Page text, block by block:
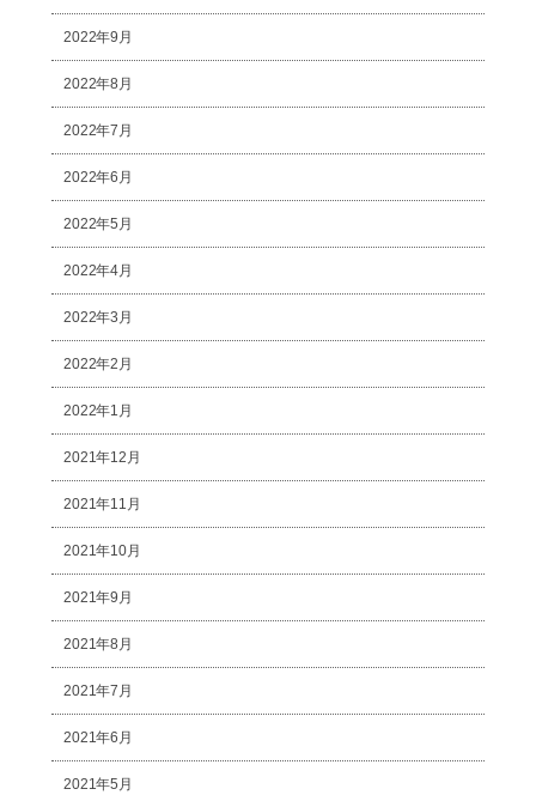
2022年9月
2022年8月
2022年7月
2022年6月
2022年5月
2022年4月
2022年3月
2022年2月
2022年1月
2021年12月
2021年11月
2021年10月
2021年9月
2021年8月
2021年7月
2021年6月
2021年5月